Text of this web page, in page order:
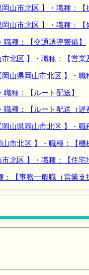
山市北区 】・職種：【
山市北区 】・職種：
種：【交通誘導警備】
区 】・職種：【営業
県岡山市北区 】・職
種：【ルート配送】
種：【ルート配送（遅
県岡山市北区 】・職
市北区 】・職種：【機
区 】・職種：【住宅
【事務一般職（営業支